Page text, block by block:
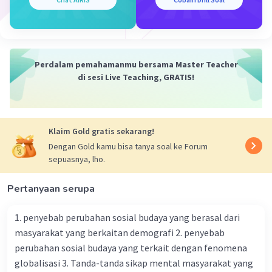
Dari informasi yang diberikan, kita tahu bahwa:
Sehingga, panjang sisi DE = AB = 5 cm.
Beri Rating 2.5
Iklan
Perdalam pemahamanmu bersama Master Teacher
di sesi Live Teaching, GRATIS!
Klaim Gold gratis sekarang!
Dengan Gold kamu bisa tanya soal ke Forum
sepuasnya, lho.
Pertanyaan serupa
1. penyebab perubahan sosial budaya yang berasal dari
masyarakat yang berkaitan demografi 2. penyebab
perubahan sosial budaya yang terkait dengan fenomena
globalisasi 3. Tanda-tanda sikap mental masyarakat yang